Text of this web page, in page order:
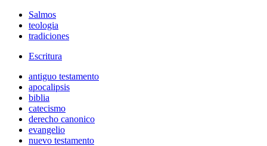
Salmos
teologia
tradiciones
Escritura
antiguo testamento
apocalipsis
biblia
catecismo
derecho canonico
evangelio
nuevo testamento